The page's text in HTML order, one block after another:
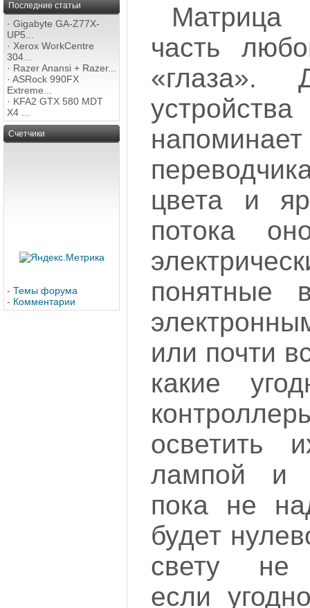
Последние статьи
· Gigabyte GA-Z77X-
UP5...
· Xerox WorkCentre
304...
· Razer Anansi + Razer...
· ASRock 990FX
Extreme...
· KFA2 GTX 580 MDT
X4 ...
Счетчики
- Темы форума
- Комментарии
часть
«глаза».
цвета и
потока
понятные
или почти
какие
осветить
лампой и
пока не
будет
свету не
если